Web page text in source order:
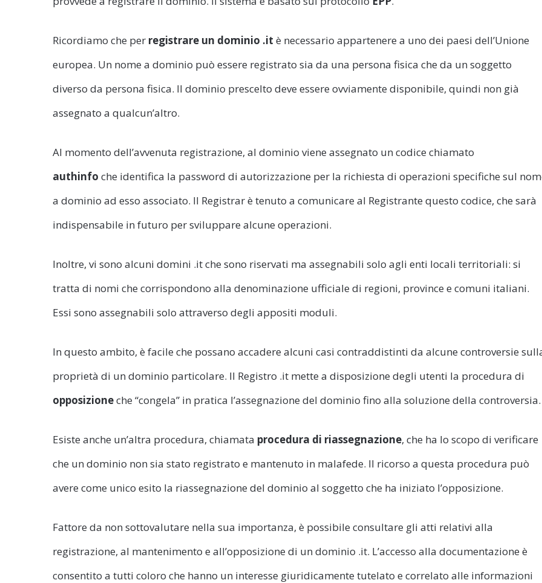
Ricordiamo che per registrare un dominio .it è necessario appartenere a uno dei paesi dell’Unione
europea. Un nome a dominio può essere registrato sia da una persona fisica che da un soggetto
diverso da persona fisica. Il dominio prescelto deve essere ovviamente disponibile, quindi non già
assegnato a qualcun’altro.
Al momento dell’avvenuta registrazione, al dominio viene assegnato un codice chiamato
authinfo che identifica la password di autorizzazione per la richiesta di operazioni specifiche sul
a dominio ad esso associato. Il Registrar è tenuto a comunicare al Registrante questo codice, che sarà
indispensabile in futuro per sviluppare alcune operazioni.
Inoltre, vi sono alcuni domini .it che sono riservati ma assegnabili solo agli enti locali territoriali: si
tratta di nomi che corrispondono alla denominazione ufficiale di regioni, province e comuni italiani.
Essi sono assegnabili solo attraverso degli appositi moduli.
In questo ambito, è facile che possano accadere alcuni casi contraddistinti da alcune controversie
proprietà di un dominio particolare. Il Registro .it mette a disposizione degli utenti la procedura di
opposizioneche “congela” in pratica l’assegnazione del dominio fino alla soluzione della controversia.
Esiste anche un’altra procedura, chiamata procedura di riassegnazione, che ha lo scopo di verificare
che un dominio non sia stato registrato e mantenuto in malafede. Il ricorso a questa procedura può
avere come unico esito la riassegnazione del dominio al soggetto che ha iniziato l’opposizione.
Fattore da non sottovalutare nella sua importanza, è possibile consultare gli atti relativi alla
registrazione, al mantenimento e all’opposizione di un dominio .it. L’accesso alla documentazione è
consentito a tutti coloro che hanno un interesse giuridicamente tutelato e correlato alle informazioni